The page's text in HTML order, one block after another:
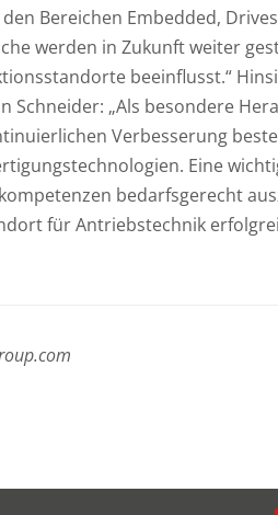
Bereichen Embedded,
werden in Zukunft weiter
beeinflusst.“
Schneider: „Als besondere
Verbesserung
Eine
bedarfsgerecht
für Antriebstechnik